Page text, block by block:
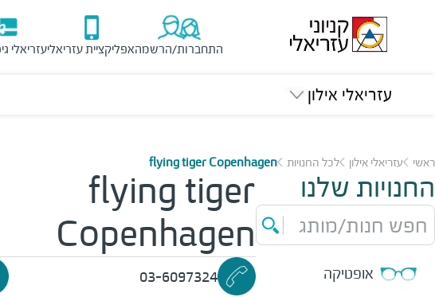
התחברות/הרשמהאפליקציית עזריאליעזריאלי
עזריאלי אילון
ראשי עזריאלי אילון לכל החנויות flying tiger Copenhagen
החנויות שלנו
חפש חנות/מותג
אופטיקה
flying tiger
Copenhagen
03-6097324